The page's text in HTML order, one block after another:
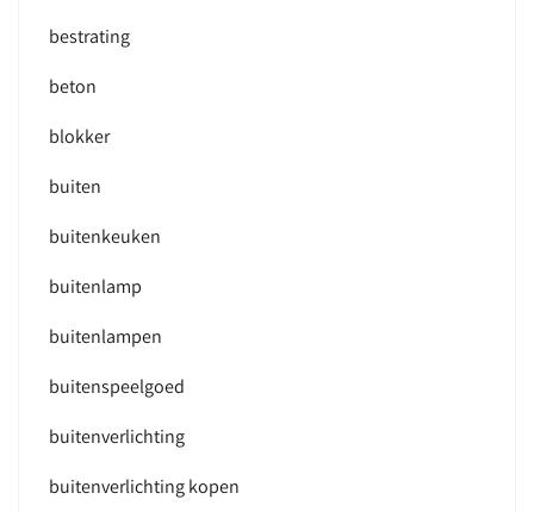
bestrating
beton
blokker
buiten
buitenkeuken
buitenlamp
buitenlampen
buitenspeelgoed
buitenverlichting
buitenverlichting kopen